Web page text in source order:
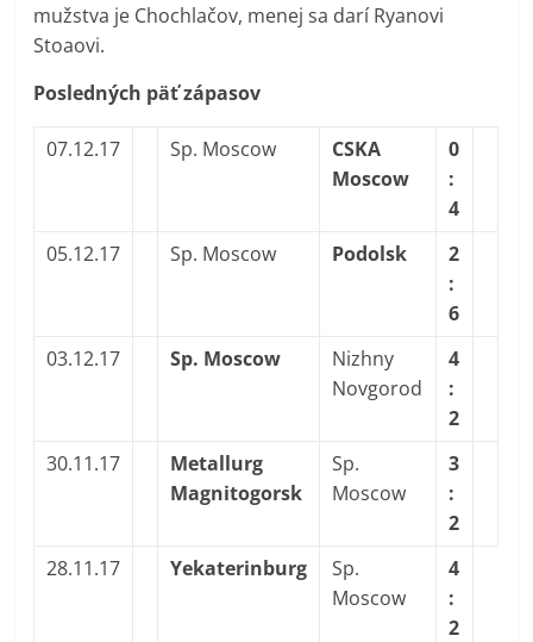
mužstva je Chochlačov, menej sa darí Ryanovi
Stoaovi.
Posledných päť zápasov
07.12.17 Sp. Moscow
CSKA
Moscow
0
:
4
05.12.17
Sp. Moscow Podolsk
2
:
6
03.12.17
Sp. Moscow
Nizhny
Novgorod
4
:
2
30.11.17
Metallurg
Magnitogorsk
Sp.
Moscow
3
:
2
28.11.17
Yekaterinburg
Sp.
Moscow
4
:
2